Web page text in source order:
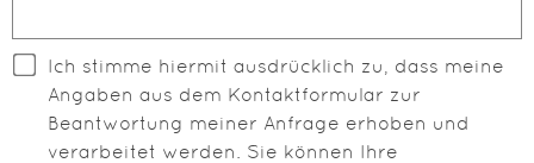
Ich stimme hiermit ausdrücklich zu, dass meine
Angaben aus dem Kontaktformular zur
Beantwortung meiner Anfrage erhoben und
verarbeitet werden. Sie können Ihre